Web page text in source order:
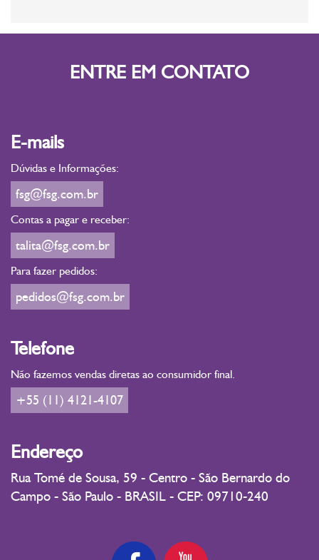
ENTRE EM CONTATO
E-mails
Dúvidas e Informações:
fsg@fsg.com.br
Contas a pagar e receber:
talita@fsg.com.br
Para fazer pedidos:
pedidos@fsg.com.br
Telefone
Não fazemos vendas diretas ao consumidor final.
+55 (11) 4121-4107
Endereço
Rua Tomé de Sousa, 59 - Centro - São Bernardo do
Campo - São Paulo - BRASIL - CEP: 09710-240